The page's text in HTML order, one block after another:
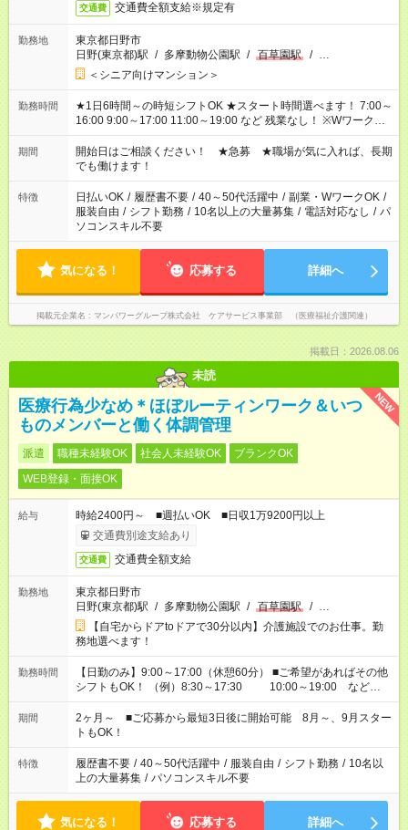
交通費 交通費全額支給※規定有
勤務地
東京都日野市
日野(東京都)駅 / 多摩動物公園駅 / 百草園駅 / …
＜シニア向けマンション＞
勤務時間
★1日6時間～の時短シフトOK ★スタート時間選べます！ 7:00～
16:00 9:00～17:00 11:00～19:00 など 残業なし！ ※Wワークの
場合、他のお仕事と合わせ週40時間超の就業はご案内できませ
ん ※法令に基づき、週20時間以上勤務は社会保険への加入対象
となります ※労働者派遣法（日雇い派遣の原則禁止）により、
短時間・短期間の就業はご案内が難しい場合があります
期間
開始日はご相談ください！ ★急募 ★職場が気に入れば、長期
でも働けます！
特徴 日払いOK / 履歴書不要 / 40～50代活躍中 / 副業・WワークOK /
服装自由 / シフト勤務 / 10名以上の大量募集 / 電話対応なし / パ
ソコンスキル不要
気になる！ 応募する 詳細へ
掲載元企業名 マンパワーグループ株式会社 ケアサービス事業部 （医療福祉介護関連）
掲載日：2026.08.06
未読
NEW
医療行為少なめ＊ほぼルーティンワーク＆いつ
ものメンバーと働く体調管理
派遣 職種未経験OK 社会人未経験OK
ブランクOK
WEB登録・面接OK
給与
時給2400円～ ■週払いOK ■日収1万9200円以上
交通費別途支給あり
交通費 交通費全額支給
勤務地
東京都日野市
日野(東京都)駅 / 多摩動物公園駅 / 百草園駅 / …
【自宅からドアtoドアで30分以内】介護施設でのお仕事。勤
務地選べます！
勤務時間
【日勤のみ】9:00～17:00（休憩60分） ■ご希望があればその他
シフトもOK！ （例）8:30～17:30 10:00～19:00 など
「家族とお休みを合わせたい」 「できれば残業はしたくない」
など、あなたのご希望に沿ったお仕事をご紹介します！ ※Wワ
ーク希望の方へ 今ご覧のお仕事で希望する勤務時間と、もう1つ
のお仕事の勤務時間。 合計で週40時間を超える場合は応募でき
ません
期間
2ヶ月～ ■ご応募から最短3日後に開始可能 8月～、9月スター
トもOK！
特徴 履歴書不要 / 40～50代活躍中 / 服装自由 / シフト勤務 / 10名以
上の大量募集 / パソコンスキル不要
気になる！ 応募する 詳細へ